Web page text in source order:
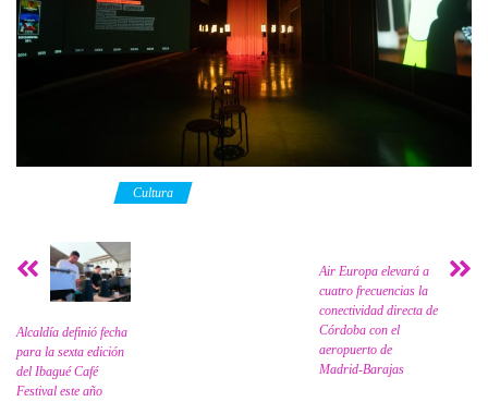
Cultura
Alcaldía definió fecha
para la sexta edición
del Ibagué Café
Festival este año
Air Europa elevará a
cuatro frecuencias la
conectividad directa de
Córdoba con el
aeropuerto de
Madrid-Barajas